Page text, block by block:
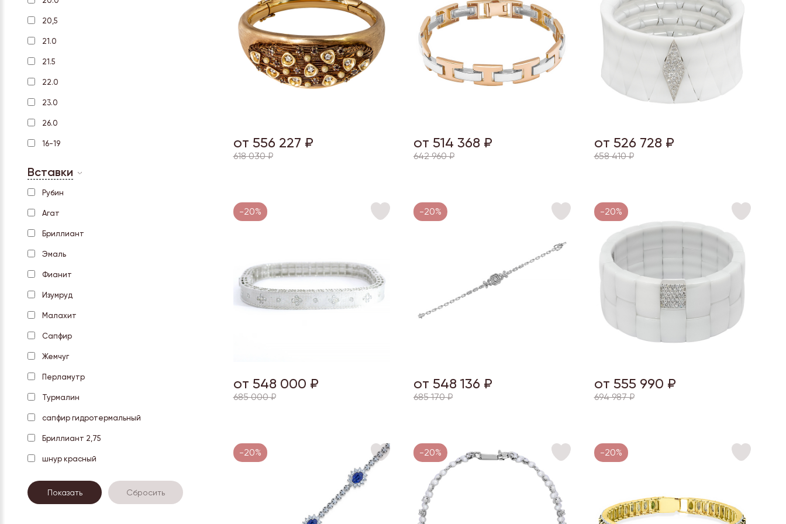
20,5
21.0
21.5
22.0
23.0
26.0
16-19
Вставки
Рубин
Агат
Бриллиант
Эмаль
Фианит
Изумруд
Малахит
Сапфир
Жемчуг
Перламутр
Турмалин
сапфир гидротермальный
Бриллиант 2,75
шнур красный
от 556 227 ₽
618 030 ₽
от 514 368 ₽
642 960 ₽
от 526 728 ₽
658 410 ₽
-20%
от 548 000 ₽
685 000 ₽
-20%
от 548 136 ₽
685 170 ₽
-20%
от 555 990 ₽
694 987 ₽
-20% -20% -20%